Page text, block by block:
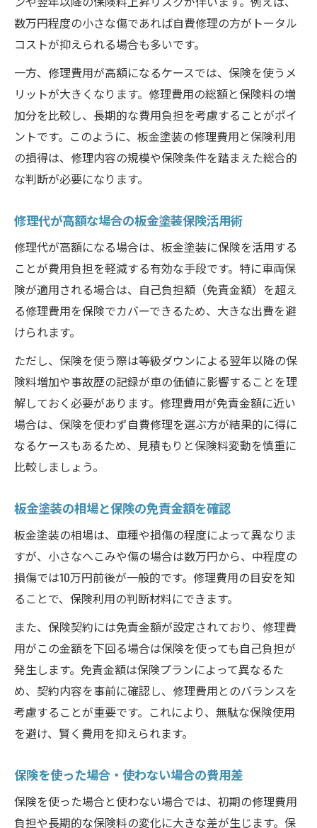
数万円程度の小さな傷であれば自費修理の方がトータル
コストが抑えられる場合も多いです。
一方、修理費用が高額になるケースでは、保険を使うメ
リットが大きくなります。修理費用の総額と保険料の増
加分を比較し、長期的な費用負担を考慮することがポイ
ントです。このように、板金塗装の修理費用と保険利用
の損得は、修理内容の規模や保険条件を踏まえた総合的
な判断が必要になります。
修理代が高額な場合の板金塗装保険活用術
修理代が高額になる場合は、板金塗装に保険を活用する
ことが費用負担を軽減する有効な手段です。特に車両保
険が適用される場合は、自己負担額（免責金額）を超え
る修理費用を保険でカバーできるため、大きな出費を避
けられます。
ただし、保険を使う際は等級ダウンによる翌年以降の保
険料増加や事故歴の記録が車の価値に影響することを理
解しておく必要があります。修理費用が免責金額に近い
場合は、保険を使わず自費修理を選ぶ方が結果的に得に
なるケースもあるため、見積もりと保険料変動を慎重に
比較しましょう。
板金塗装の相場と保険の免責金額を確認
板金塗装の相場は、車種や損傷の程度によって異なりま
すが、小さなへこみや傷の場合は数万円から、中程度の
損傷では10万円前後が一般的です。修理費用の目安を知
ることで、保険利用の判断材料にできます。
また、保険契約には免責金額が設定されており、修理費
用がこの金額を下回る場合は保険を使っても自己負担が
発生します。免責金額は保険プランによって異なるた
め、契約内容を事前に確認し、修理費用とのバランスを
考慮することが重要です。これにより、無駄な保険使用
を避け、賢く費用を抑えられます。
保険を使った場合・使わない場合の費用差
保険を使った場合と使わない場合では、初期の修理費用
負担や長期的な保険料の変化に大きな差が生じます。保